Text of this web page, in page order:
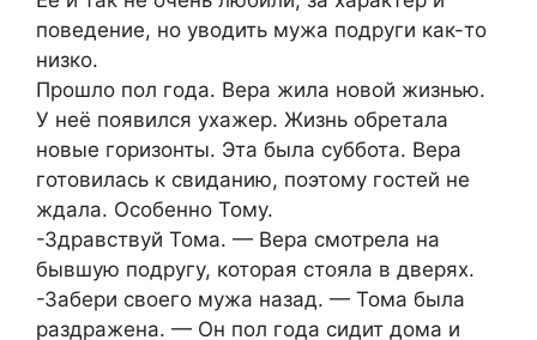
поведение, но уводить мужа подруги как-то
низко.
Прошло пол года. Вера жила новой жизнью.
У неё появился ухажер. Жизнь обретала
новые горизонты. Эта была суббота. Вера
готовилась к свиданию, поэтому гостей не
ждала. Особенно Тому.
-Здравствуй Тома. — Вера смотрела на
бывшую подругу, которая стояла в дверях.
-Забери своего мужа назад. — Тома была
раздражена. — Он пол года сидит дома и